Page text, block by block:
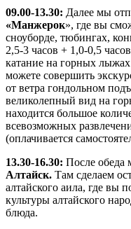
09.00-13.30: Далее мы
«Манжерок», где вы
сноуборде, тюбингах,
2,5-3 часов + 1,0-0,5
катание на горных
можете совершить
от ветра гондольном
великолепный вид на
находится большое
всевозможных
(оплачивается
13.30-16.30: После обеда
Алтайск. Там сделаем
алтайского аила, где вы
культуры алтайского
блюда.